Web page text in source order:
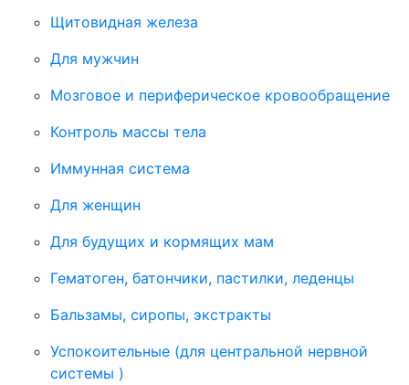
Щитовидная железа
Для мужчин
Мозговое и периферическое кровообращение
Контроль массы тела
Иммунная система
Для женщин
Для будущих и кормящих мам
Гематоген, батончики, пастилки, леденцы
Бальзамы, сиропы, экстракты
Успокоительные (для центральной нервной
системы )